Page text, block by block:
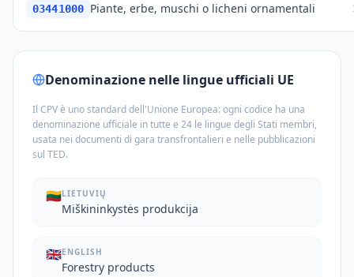
03441000 Piante, erbe, muschi o licheni ornamentali
Denominazione nelle lingue ufficiali UE
Il CPV è uno standard dell'Unione Europea: ogni codice ha una
denominazione ufficiale in tutte e 24 le lingue degli Stati membri,
usata nei documenti di gara transfrontalieri e nelle pubblicazioni
sul TED.
🇱🇹LIETUVIŲ
Miškininkystės produkcija
🇬🇧ENGLISH
Forestry products